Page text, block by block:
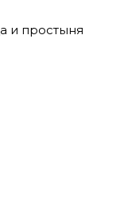
и простыня